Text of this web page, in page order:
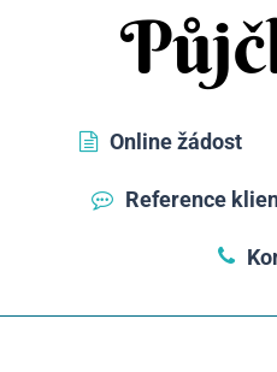
Online žádost
Reference